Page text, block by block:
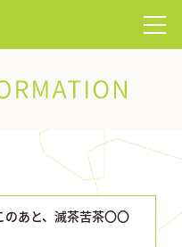
のあと、滅茶苦茶〇〇